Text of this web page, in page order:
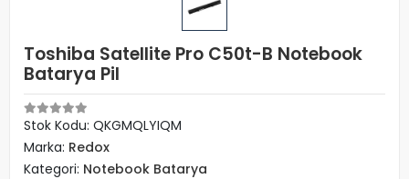
Toshiba Satellite Pro C50t-B Notebook
Batarya Pil
Stok Kodu: QKGMQLYIQM
Marka: Redox
Kategori: Notebook Batarya